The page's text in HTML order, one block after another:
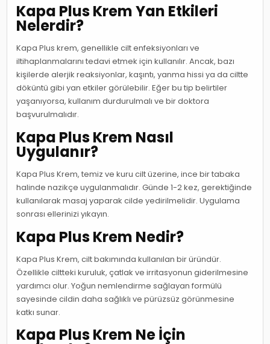
Kapa Plus Krem Yan Etkileri
Nelerdir?
Kapa Plus krem, genellikle cilt enfeksiyonları ve
iltihaplanmalarını tedavi etmek için kullanılır. Ancak, bazı
kişilerde alerjik reaksiyonlar, kaşıntı, yanma hissi ya da ciltte
döküntü gibi yan etkiler görülebilir. Eğer bu tip belirtiler
yaşanıyorsa, kullanım durdurulmalı ve bir doktora
başvurulmalıdır.
Kapa Plus Krem Nasıl
Uygulanır?
Kapa Plus Krem, temiz ve kuru cilt üzerine, ince bir tabaka
halinde nazikçe uygulanmalıdır. Günde 1-2 kez, gerektiğinde
kullanılarak masaj yaparak cilde yedirilmelidir. Uygulama
sonrası ellerinizi yıkayın.
Kapa Plus Krem Nedir?
Kapa Plus Krem, cilt bakımında kullanılan bir üründür.
Özellikle ciltteki kuruluk, çatlak ve irritasyonun giderilmesine
yardımcı olur. Yoğun nemlendirme sağlayan formülü
sayesinde cildin daha sağlıklı ve pürüzsüz görünmesine
katkı sunar.
Kapa Plus Krem Ne İçin